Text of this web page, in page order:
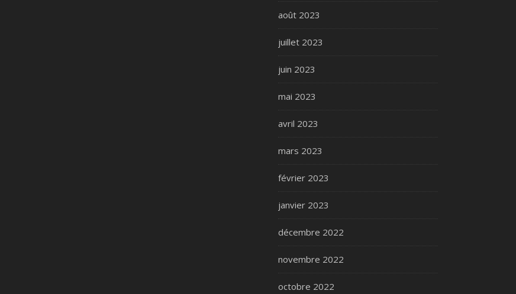
août 2023
juillet 2023
juin 2023
mai 2023
avril 2023
mars 2023
février 2023
janvier 2023
décembre 2022
novembre 2022
octobre 2022